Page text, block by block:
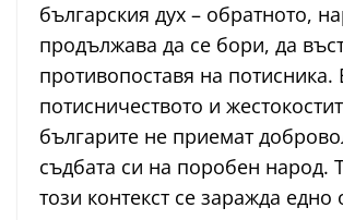
българския дух – обратното,
продължава да се бори, да
противопоставя на потисника.
потисничеството и
българите не приемат
съдбата си на поробен народ.
този контекст се заражда едно